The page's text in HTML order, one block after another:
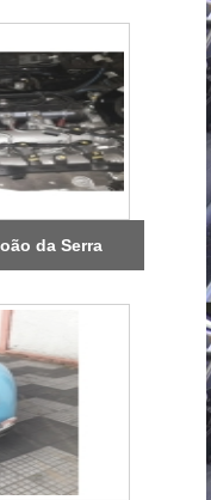
da Serra